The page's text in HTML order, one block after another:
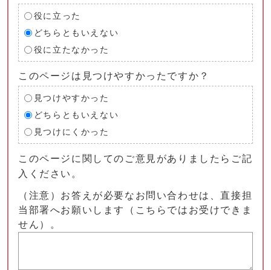
役に立った
どちらともいえない
役に立たなかった
このページは見つけやすかったですか？
見つけやすかった
どちらともいえない
見つけにくかった
このページに関してのご意見がありましたらご記
入ください。
（注意）お答えが必要なお問い合わせは、直接担
当部署へお願いします（こちらではお受けできま
せん）。